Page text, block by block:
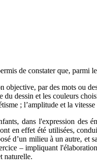
de constater que, parmi
objective, par des mots ou
du dessin et les couleurs
; l’amplitude et la
dans l'expression des
en effet été utilisées,
d’un milieu à un autre, et
– impliquant
naturelle.